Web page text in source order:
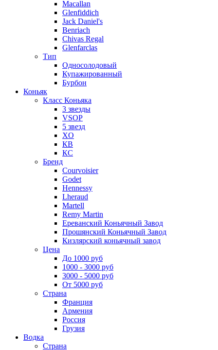
Macallan
Glenfiddich
Jack Daniel's
Benriach
Chivas Regal
Glenfarclas
Тип
Односолодовый
Купажированный
Бурбон
Коньяк
Класс Коньяка
3 звезды
VSOP
5 звезд
XO
КВ
КС
Бренд
Courvoisier
Godet
Hennessy
Lheraud
Martell
Remy Martin
Ереванский Коньячный Завод
Прошянский Коньячный Завод
Кизлярский коньячный завод
Цена
До 1000 руб
1000 - 3000 руб
3000 - 5000 руб
От 5000 руб
Страна
Франция
Армения
Россия
Грузия
Водка
Страна